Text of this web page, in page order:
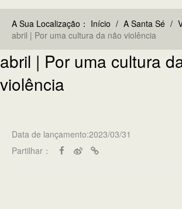
A Sua Localização： Início / A Santa Sé /
abril | Por uma cultura da não violência
abril | Por uma cultura
violência
Data de lançamento:2023/03/31
Partilhar：